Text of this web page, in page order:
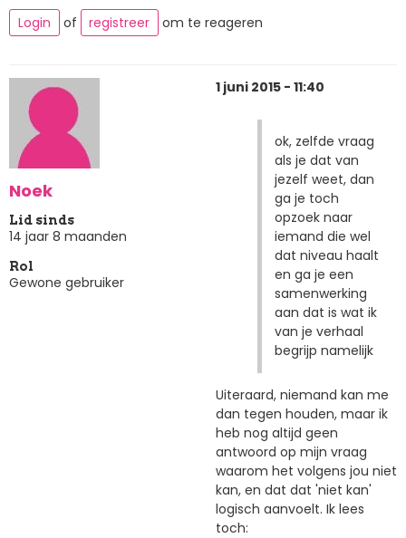
Login
of registreer om te reageren
Noek
Lid sinds
14 jaar 8 maanden
Rol
Gewone gebruiker
1 juni 2015 - 11:40
ok, zelfde vraag
als je dat van
jezelf weet, dan
ga je toch
opzoek naar
iemand die wel
dat niveau haalt
en ga je een
samenwerking
aan dat is wat ik
van je verhaal
begrijp namelijk
Uiteraard, niemand kan me
dan tegen houden, maar ik
heb nog altijd geen
antwoord op mijn vraag
waarom het volgens jou niet
kan, en dat dat 'niet kan'
logisch aanvoelt. Ik lees
toch: